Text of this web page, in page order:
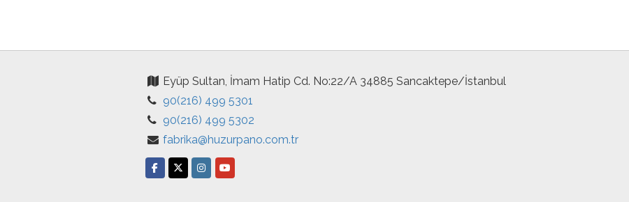
Eyüp Sultan, İmam Hatip Cd. No:22/A 34885 Sancaktepe/İstanbul
90(216) 499 5301
90(216) 499 5302
fabrika@huzurpano.com.tr